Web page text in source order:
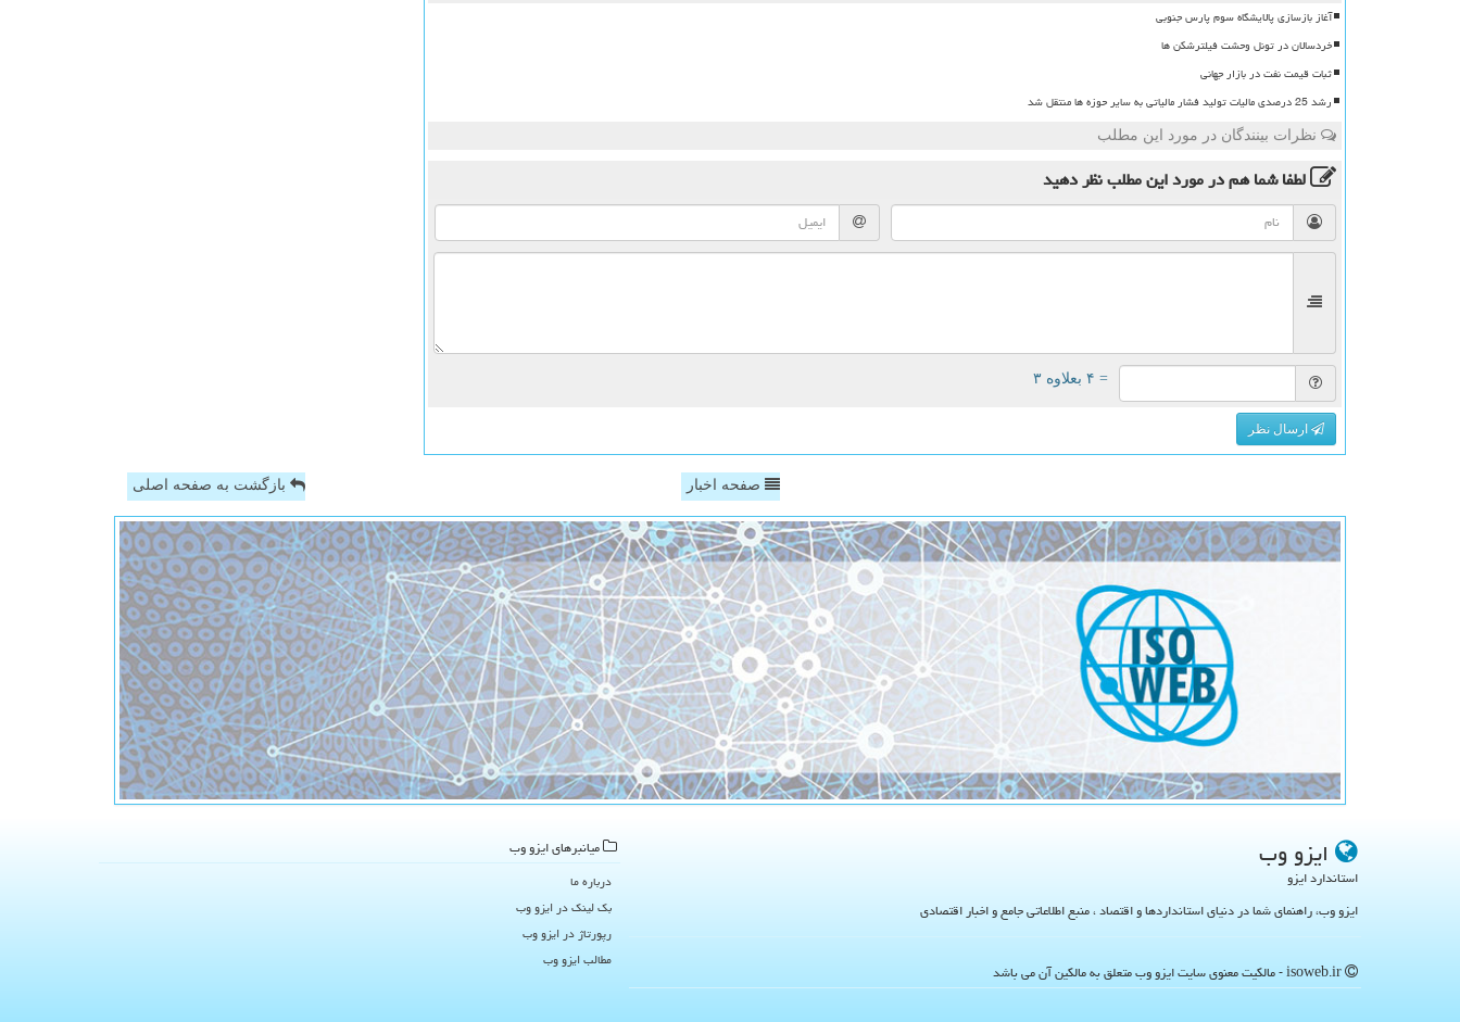
آغاز بازسازی پالایشگاه سوم پارس جنوبی
خردسالان در تونل وحشت فیلترشکن ها
ثبات قیمت نفت در بازار جهانی
رشد 25 درصدی مالیات تولید فشار مالیاتی به سایر حوزه ها منتقل شد
نظرات بینندگان در مورد این مطلب
لطفا شما همدر مورد این مطلبنظر دهید
= ۴ بعلاوه ۳
ارسال نظر
صفحه اخبار بازگشت به صفحه اصلی
ایزو وب
استاندارد ایزو
ایزو وب، راهنمای شما در دنیای استانداردها و اقتصاد ، منبع اطلاعاتی جامع و اخبار اقتصادی
میانبرهای ایزو وب
درباره ما
بک لینک در ایزو وب
رپورتاژ در ایزو وب
مطالب ایزو وب